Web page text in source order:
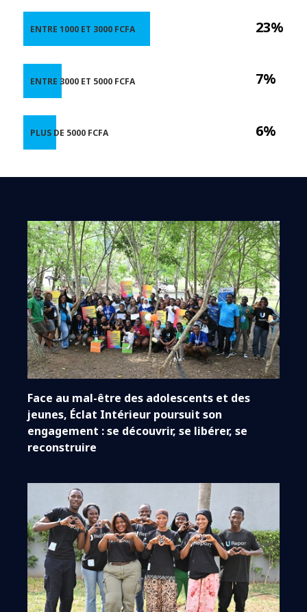
23%
7%
6%
ENTRE 1000 ET 3000 FCFA
ENTRE 3000 ET 5000 FCFA
PLUS DE 5000 FCFA
Face au mal-être des adolescents et des
jeunes, Éclat Intérieur poursuit son
engagement : se découvrir, se libérer, se
reconstruire